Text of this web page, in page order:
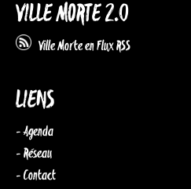
VILLE MORTE 2.0
Ville Morte en Flux RSS
LIENS
- Agenda
- Réseau
- Contact